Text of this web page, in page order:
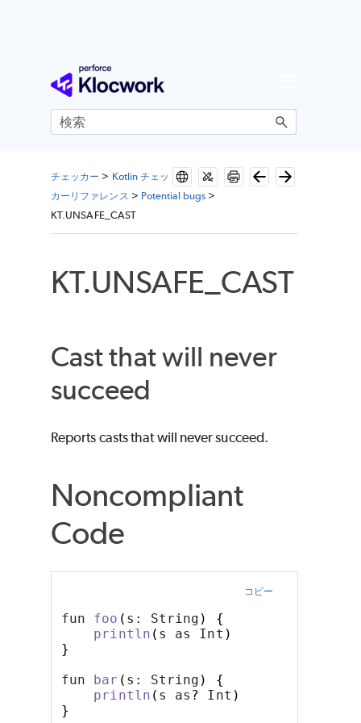
メイン コンテンツにスキップ
チェッカー > Kotlin チェッ
カーリファレンス > Potential bugs >
KT.UNSAFE_CAST
KT.UNSAFE_CAST
Cast that will never
succeed
Reports casts that will never succeed.
Noncompliant
Code
コピー
fun foo ( s: String )
{
println ( s as Int )
}
fun bar ( s: String )
{
println ( s as ? Int )
}